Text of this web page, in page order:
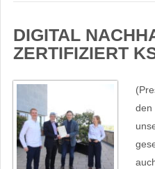
DIGITAL
ZERTIFIZIERT
den